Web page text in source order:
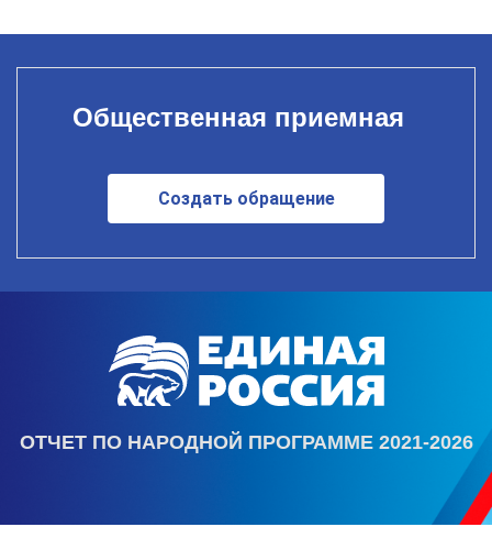
Общественная приемная
Создать обращение
ОТЧЕТ ПО НАРОДНОЙ ПРОГРАММЕ 2021-2026